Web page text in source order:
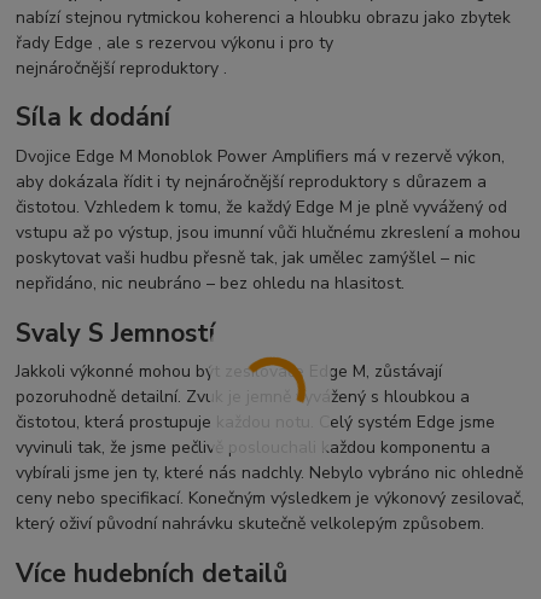
nabízí stejnou rytmickou koherenci a hloubku obrazu jako zbytek
řady Edge , ale s rezervou výkonu i pro ty
nejnáročnější reproduktory .
Síla k dodání
Dvojice Edge M Monoblok Power Amplifiers má v rezervě výkon,
aby dokázala řídit i ty nejnáročnější reproduktory s důrazem a
čistotou. Vzhledem k tomu, že každý Edge M je plně vyvážený od
vstupu až po výstup, jsou imunní vůči hlučnému zkreslení a mohou
poskytovat vaši hudbu přesně tak, jak umělec zamýšlel – nic
nepřidáno, nic neubráno – bez ohledu na hlasitost.
Svaly S Jemností
Jakkoli výkonné mohou být zesilovače Edge M, zůstávají
pozoruhodně detailní. Zvuk je jemně vyvážený s hloubkou a
čistotou, která prostupuje každou notu. Celý systém Edge jsme
vyvinuli tak, že jsme pečlivě poslouchali každou komponentu a
vybírali jsme jen ty, které nás nadchly. Nebylo vybráno nic ohledně
ceny nebo specifikací. Konečným výsledkem je výkonový zesilovač,
který oživí původní nahrávku skutečně velkolepým způsobem.
Více hudebních detailů